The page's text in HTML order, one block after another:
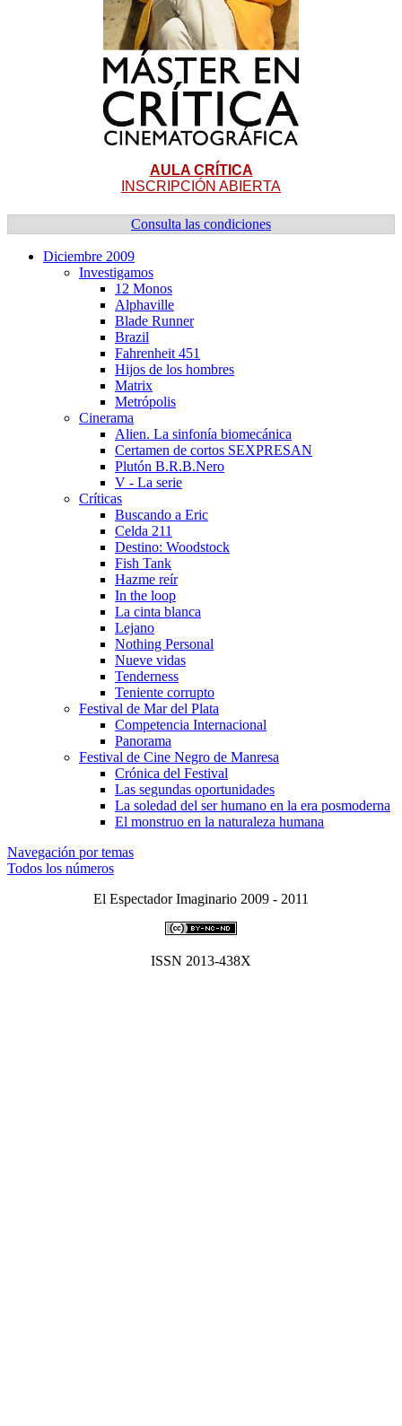
AULA CRÍTICA
INSCRIPCIÓN ABIERTA
Consulta las condiciones
Diciembre 2009
Investigamos
12 Monos
Alphaville
Blade Runner
Brazil
Fahrenheit 451
Hijos de los hombres
Matrix
Metrópolis
Cinerama
Alien. La sinfoní­a biomecánica
Certamen de cortos SEXPRESAN
Plutón B.R.B.Nero
V - La serie
Crí­ticas
Buscando a Eric
Celda 211
Destino: Woodstock
Fish Tank
Hazme reí­r
In the loop
La cinta blanca
Lejano
Nothing Personal
Nueve vidas
Tenderness
Teniente corrupto
Festival de Mar del Plata
Competencia Internacional
Panorama
Festival de Cine Negro de Manresa
Crónica del Festival
Las segundas oportunidades
La soledad del ser humano en la era posmoderna
El monstruo en la naturaleza humana
Navegación por temas
Todos los números
El Espectador Imaginario 2009 - 2011
ISSN 2013-438X